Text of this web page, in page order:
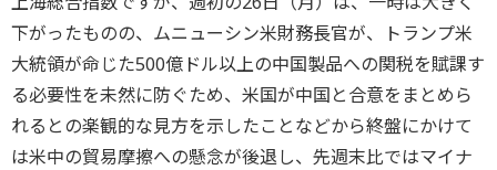
下がったものの、ムニューシン米財務長官が、トランプ米
大統領が命じた500億ドル以上の中国製品への関税を賦課す
る必要性を未然に防ぐため、米国が中国と合意をまとめら
れるとの楽観的な見方を示したことなどから終盤にかけて
は米中の貿易摩擦への懸念が後退し、先週末比ではマイナ